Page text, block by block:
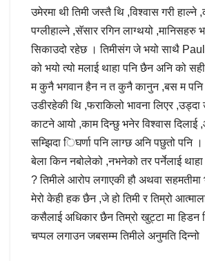
उमेरमा थी तिमी जस्तै थि ,विश्वास गरी
पग्लीहाल्ने ,सॅसार रगिन लाग्थयो
सिकाउदो रहेछ । तिमीसंग जे भयो साथै Paul
को भयो त्यो मलाई थाहा पनि छैन अनि को
म कुनै भगवान हैन न त कुनै कानुन ,बस म
उडीरहेकी थि ,फराकिलो भावना लिएर
काटने आयो ,काम दिन्छु भनेर विश्वास दिलाई
सम्झिदा िघर्णा पनि लाग्छ अनि पछुतो पनि
बेला किन नबोलेको ,नभनेको तर पर्नेलाई
? तिमीले आरोप लगाएकी हौ अथवा सहमतीमा
मेरो केही हक छैन ,जे हो तिमी र तिम्रो
कसैलाई अधिकार छैन तिम्रो खुट्टा मा हिडन
चप्पल लगाउन जबसम्म तिमीले अनुमति दिन्नो